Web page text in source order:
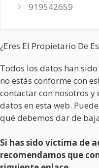
919542659
¿Eres El Propietario De
Todos los datos han
no estás conforme con
contactar con nosotros
datos en esta web.
qué debemos dar de
Si has sido víctima de
recomendamos que